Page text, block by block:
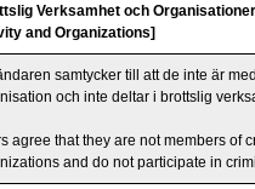
Verksamhet och
and Organizations]
samtycker till att de inte är
och inte deltar i brottslig
agree that they are not members of
and do not participate in